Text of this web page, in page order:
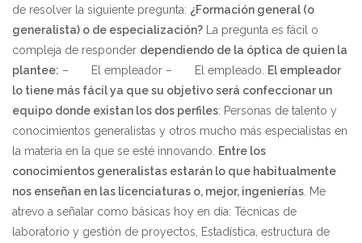
de resolver la siguiente pregunta: ¿Formación general (o
generalista) o de especialización? La pregunta es fácil o
compleja de responder dependiendo de la óptica de quien la
plantee: – El empleador – El empleado.
El empleador
lo tiene más fácil ya que su objetivo será confeccionar un
equipo donde existan los dos perfiles: Personas de talento y
conocimientos generalistas y otros mucho más especialistas en
la materia en la que se esté innovando.
Entre los
conocimientos generalistas estarán lo que habitualmente
nos enseñan en las licenciaturas o, mejor, ingenierías . Me
atrevo a señalar como básicas hoy en día: Técnicas de
laboratorio y gestión de proyectos, Estadística, estructura de